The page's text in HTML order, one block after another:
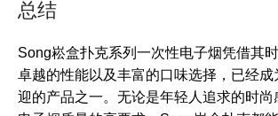
总结
Song崧盒扑克系列一次性电子烟凭借其
卓越的性能以及丰富的口味选择，已经成
迎的产品之一。无论是年轻人追求的时